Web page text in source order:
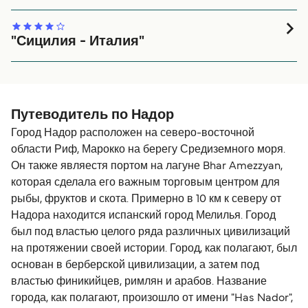
чего-то не хватало. Персонал был очень вежливый.
Единственный минус в том, что заезд и выезд заняли
вместо того, чтобы ехать дальше по побережью.
Отличное решение, так как переправа была гладкая и
"Сицилия - Италия"
Путеводитель по Надор
Город Надор расположен на северо-восточной
области Риф, Марокко на берегу Средиземного моря.
Он также являестя портом на лагуне Bhar Amezzyan,
которая сделала его важным торговым центром для
рыбы, фруктов и скота. Примерно в 10 км к северу от
Надора находится испанский город Мелилья. Город
был под властью целого ряда различных цивилизаций
на протяжении своей истории. Город, как полагают, был
основан в берберской цивилизации, а затем под
властью финикийцев, римлян и арабов. Название
города, как полагают, произошло от имени "Has Nador",